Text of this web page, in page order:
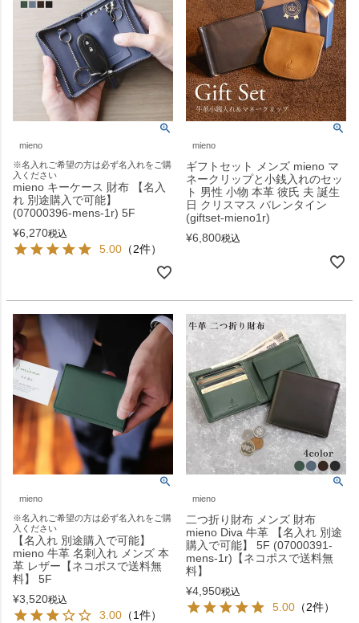
mieno
※名入れご希望の方は必ず名入れをご購
入ください
mieno キーケース 財布 【名入
れ 別途購入で可能】
(07000396-mens-1r) 5F
¥6,270税込
5.00 （2件）
mieno
ギフトセット メンズ mieno マ
ネークリップと小銭入れのセッ
ト 男性 小物 本革 彼氏 夫 誕生
日 クリスマス バレンタイン
(giftset-mieno1r)
¥6,800税込
mieno
※名入れご希望の方は必ず名入れをご購
入ください
【名入れ 別途購入で可能】
mieno 牛革 名刺入れ メンズ 本
革 レザー【ネコポスで送料無
料】 5F
¥3,520税込
3.00 （1件）
mieno
二つ折り財布 メンズ 財布
mieno Diva 牛革 【名入れ 別途
購入で可能】 5F (07000391-
mens-1r)【ネコポスで送料無
料】
¥4,950税込
5.00 （2件）